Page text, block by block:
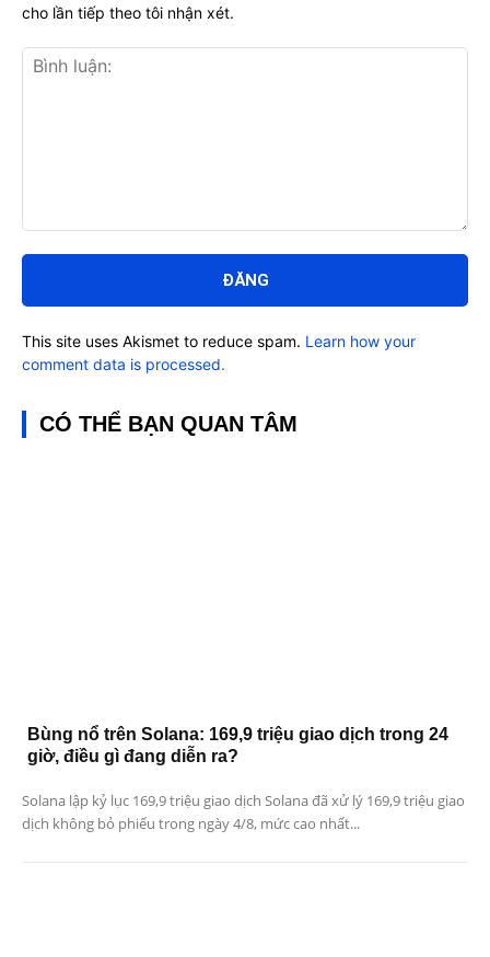
luận:
cho lần tiếp theo tôi nhận xét.
This site uses Akismet to reduce spam. Learn how your
comment data is processed.
CÓ THỂ BẠN QUAN TÂM
Bùng nổ trên Solana: 169,9 triệu giao dịch trong 24
giờ, điều gì đang diễn ra?
Solana lập kỷ lục 169,9 triệu giao dịch Solana đã xử lý 169,9 triệu giao
dịch không bỏ phiếu trong ngày 4/8, mức cao nhất...